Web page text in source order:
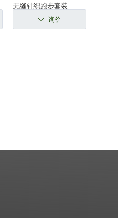
无缝针织跑步套装
询价